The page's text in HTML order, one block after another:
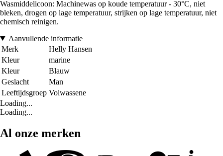
Wasmiddelicoon: Machinewas op koude temperatuur - 30°C, niet
bleken, drogen op lage temperatuur, strijken op lage temperatuur, niet
chemisch reinigen.
Aanvullende informatie
Merk
Helly Hansen
Kleur
marine
Kleur
Blauw
Geslacht
Man
Leeftijdsgroep Volwassene
Loading...
Loading...
Al onze merken